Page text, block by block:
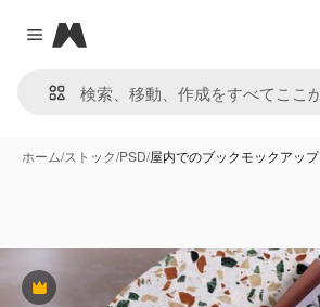
Close menu
Magnific
ホーム/ストック/PSD/屋内でのブックモックアップ
Premium